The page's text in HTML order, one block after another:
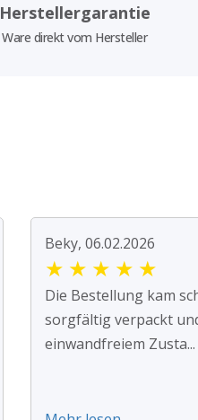
Herstellergarantie
Ware direkt vom Hersteller
Beky, 06.02.2026
★ ★ ★ ★ ★
Die Bestellung kam
sorgfältig verpackt
einwandfreiem Zusta...